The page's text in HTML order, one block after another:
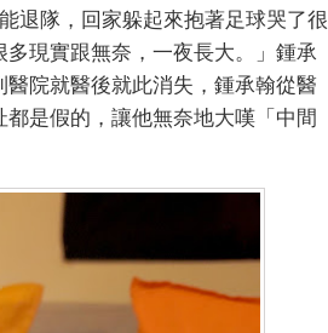
退隊，回家躲起來抱著足球哭了很
現實跟無奈，一夜長大。」鍾承
院就醫後就此消失，鍾承翰從醫
是假的，讓他無奈地大嘆「中間